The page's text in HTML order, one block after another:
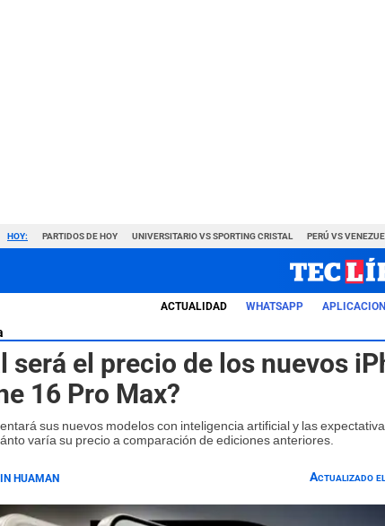
HOY: PARTIDOS DE HOY UNIVERSITARIO VS SPORTING CRISTAL PERÚ VS
ACTUALIDAD WHATSAPP
será el precio de los nuevos
16 Pro Max?
sus nuevos modelos con inteligencia artificial y las
varía su precio a comparación de ediciones anteriores.
HUAMAN Actualizado